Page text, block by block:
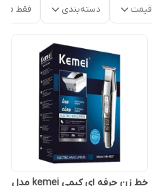
قیمت دسته‌بندی فقط
خط زن حرفه ای کیمی kemei مدل